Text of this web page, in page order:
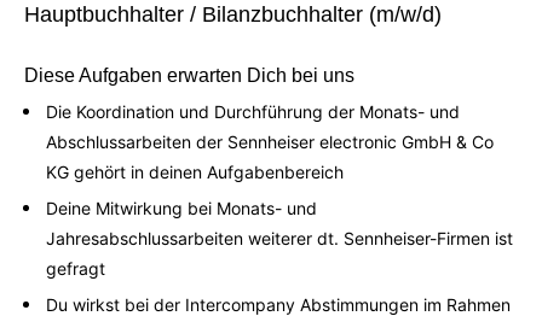
Hauptbuchhalter / Bilanzbuchhalter (m/w/d)
Diese Aufgaben erwarten Dich bei uns
Die Koordination und Durchführung der Monats- und
Abschlussarbeiten der Sennheiser electronic GmbH & Co
KG gehört in deinen Aufgabenbereich
Deine Mitwirkung bei Monats- und
Jahresabschlussarbeiten weiterer dt. Sennheiser-Firmen ist
gefragt
Du wirkst bei der Intercompany Abstimmungen im Rahmen